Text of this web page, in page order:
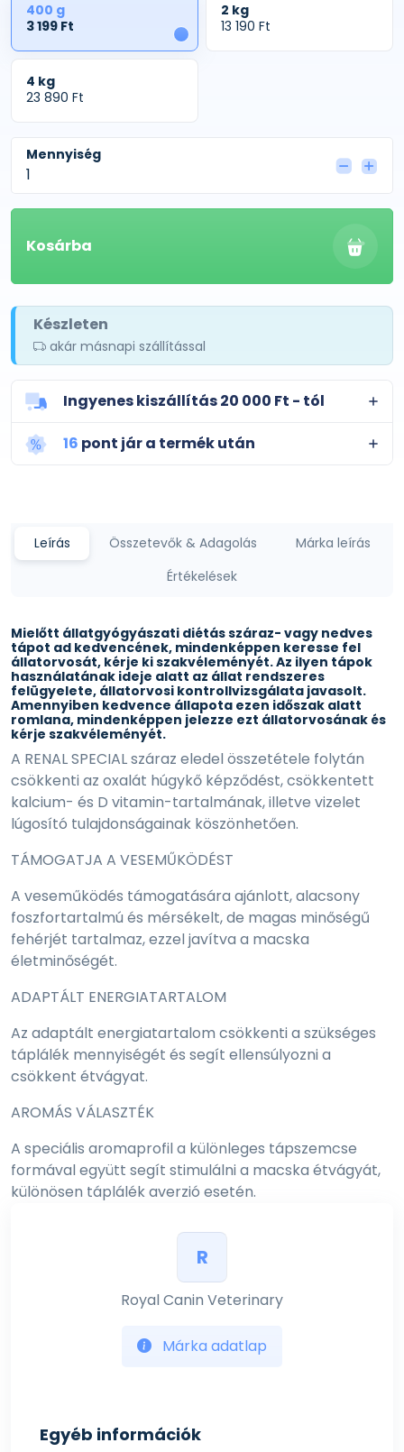
1
400 g
3 199 Ft
2 kg
13 190 Ft
4 kg
23 890 Ft
Mennyiség
Kosárba
Készleten
akár másnapi szállítással
Ingyenes kiszállítás 20 000 Ft - tól
16 pont jár a termék után
Leírás Összetevők & Adagolás
Márka leírás
Értékelések
Mielőtt állatgyógyászati diétás száraz- vagy nedves
tápot ad kedvencének, mindenképpen keresse fel
állatorvosát, kérje ki szakvéleményét. Az ilyen tápok
használatának ideje alatt az állat rendszeres
felügyelete, állatorvosi kontrollvizsgálata javasolt.
Amennyiben kedvence állapota ezen időszak alatt
romlana, mindenképpen jelezze ezt állatorvosának és
kérje szakvéleményét.
A RENAL SPECIAL száraz eledel összetétele folytán
csökkenti az oxalát húgykő képződést, csökkentett
kalcium- és D vitamin-tartalmának, illetve vizelet
lúgosító tulajdonságainak köszönhetően.
TÁMOGATJA A VESEMŰKÖDÉST
A veseműködés támogatására ajánlott, alacsony
foszfortartalmú és mérsékelt, de magas minőségű
fehérjét tartalmaz, ezzel javítva a macska
életminőségét.
ADAPTÁLT ENERGIATARTALOM
Az adaptált energiatartalom csökkenti a szükséges
táplálék mennyiségét és segít ellensúlyozni a
csökkent étvágyat.
AROMÁS VÁLASZTÉK
A speciális aromaprofil a különleges tápszemcse
formával együtt segít stimulálni a macska étvágyát,
különösen táplálék averzió esetén.
kukoricaliszt, rizs, dehidratált sertésfehérje*, állati
rostok, kukorica, hidrolizált baromfifehérje, ásványi
és sztearinsavak citromsavval észterezett mono- és
%), kukoricaglutén (8 %), hidrolizált baromfifehérje (5
R
Royal Canin Veterinary
Márka adatlap
Egyéb információk